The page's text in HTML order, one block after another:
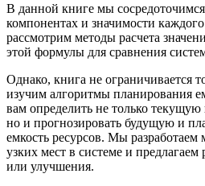
В данной книге мы
компонентах и значимости
рассмотрим методы расчета
этой формулы для сравнения
Однако, книга не ограничивается
изучим алгоритмы планирования
вам определить не только текущую
но и прогнозировать будущую и
емкость ресурсов. Мы разработаем
узких мест в системе и
или улучшения.